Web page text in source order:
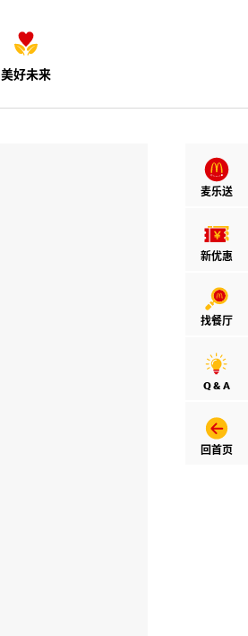
美好未来
麦乐送
新优惠
找餐厅
Q & A
回首页